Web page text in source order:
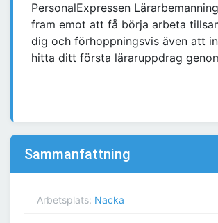
PersonalExpressen
fram emot att få börja arbeta
dig och förhoppningsvis även att
hitta ditt första läraruppdrag
Sammanfattning
Arbetsplats: Nacka